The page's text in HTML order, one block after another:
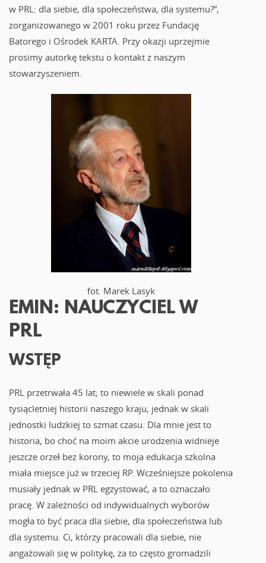
w PRL: dla siebie, dla społeczeństwa, dla systemu?”,
zorganizowanego w 2001 roku przez Fundację
Batorego i Ośrodek KARTA. Przy okazji uprzejmie
prosimy autorkę tekstu o kontakt z naszym
stowarzyszeniem.
fot. Marek Lasyk
EMIN: NAUCZYCIEL W
PRL
WSTĘP
PRL przetrwała 45 lat; to niewiele w skali ponad
tysiącletniej historii naszego kraju, jednak w skali
jednostki ludzkiej to szmat czasu. Dla mnie jest to
historia, bo choć na moim akcie urodzenia widnieje
jeszcze orzeł bez korony, to moja edukacja szkolna
miała miejsce już w trzeciej RP. Wcześniejsze pokolenia
musiały jednak w PRL egzystować, a to oznaczało
pracę. W zależności od indywidualnych wyborów
mogła to być praca dla siebie, dla społeczeństwa lub
dla systemu. Ci, którzy pracowali dla siebie, nie
angażowali się w politykę, za to często gromadzili